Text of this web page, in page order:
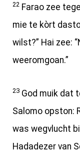
22 Farao zee
mie te kòrt
wilst?” Hai zee:
weeromgoan.”
23 God muik dat
Salomo opston:
was wegvlucht
Hadadezer van